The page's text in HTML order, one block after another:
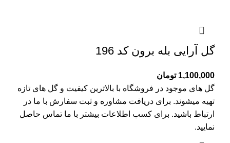
گل آرایی بله برون کد 196
1,100,000 تومان
گل های موجود در فروشگاه با بالاترین کیفیت و گل های تازه
تهیه میشوند. برای دریافت مشاوره و ثبت سفارش با ما در
ارتباط باشید. برای کسب اطلاعات بیشتر با ما تماس حاصل
نمایید.